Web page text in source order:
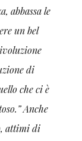
abbassa le
un bel
di
che ci è
Anche
attimi di